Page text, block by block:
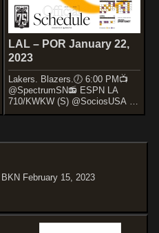
LAL – POR January 22,
2023
Lakers. Blazers.🕖 6:00 PM📺
@SpectrumSN📻 ESPN LA
710/KWKW (S) @SociosUSA x
#LakeShow— Los Angeles
February 15, 2023